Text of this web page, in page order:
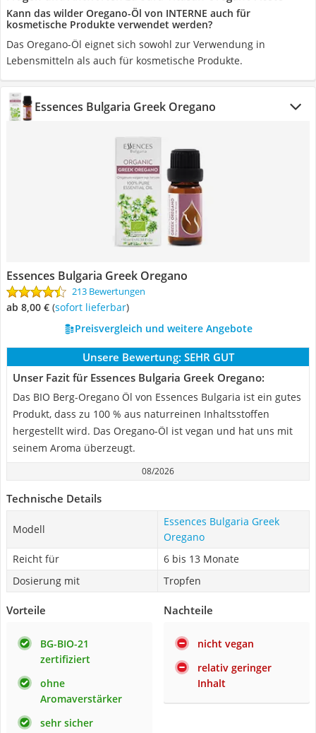
Kann das wilder Oregano-Öl von INTERNE auch für
kosmetische Produkte verwendet werden?
Das Oregano-Öl eignet sich sowohl zur Verwendung in
Lebensmitteln als auch für kosmetische Produkte.
Essences Bulgaria Greek Oregano
Essences Bulgaria Greek Oregano
213 Bewertungen
ab 8,00 € ( Sofort lieferbar)
Preisvergleich und weitere Angebote
Unsere Bewertung: SEHR GUT
Unser Fazit für Essences Bulgaria Greek Oregano:
Das BIO Berg-Oregano Öl von Essences Bulgaria ist ein gutes
Produkt, dass zu 100 % aus naturreinen Inhaltsstoffen
hergestellt wird. Das Oregano-Öl ist vegan und hat uns mit
seinem Aroma überzeugt.
08/2026
Technische Details
Modell
Essences Bulgaria Greek
Oregano
Reicht für
6 bis 13 Monate
Dosierung mit
Tropfen
Vorteile
BG-BIO-21
zertifiziert
ohne
Aromaverstärker
sehr sicher
Nachteile
nicht vegan
relativ geringer
Inhalt